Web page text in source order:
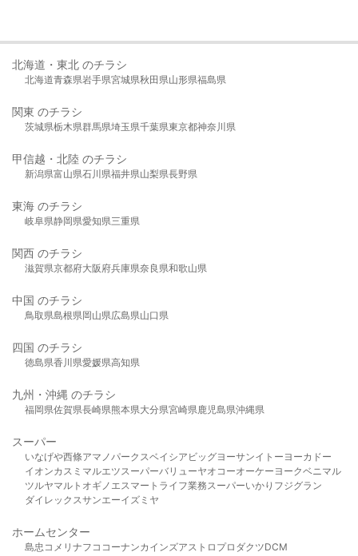
北海道・東北 のチラシ
北海道青森県岩手県宮城県秋田県山形県福島県
関東 のチラシ
茨城県栃木県群馬県埼玉県千葉県東京都神奈川県
甲信越・北陸 のチラシ
新潟県富山県石川県福井県山梨県長野県
東海 のチラシ
岐阜県静岡県愛知県三重県
関西 のチラシ
滋賀県京都府大阪府兵庫県奈良県和歌山県
中国 のチラシ
鳥取県島根県岡山県広島県山口県
四国 のチラシ
徳島県香川県愛媛県高知県
九州・沖縄 のチラシ
福岡県佐賀県長崎県熊本県大分県宮崎県鹿児島県沖縄県
スーパー
いなげや西條アマノパークスベイシア ビッグヨーサンイトーヨーカドー
イオンカスミ マルエツスーパーバリューヤオコーオーケー ヨークベニマル
ツルヤマルト オギノ エスマート ライフ業務スーパーいかり フジグラン
ダイレックスサンエーイズミヤ
ホームセンター
島忠 コメリ ナフコ コーナンカインズアストロプロダクツDCM